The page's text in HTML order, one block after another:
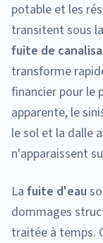
potable et les
transitent sous
fuite de
transforme
financier pour le
apparente, le
le sol et la dalle
n'apparaissent
La fuite d'eau
dommages
traitée à temps.